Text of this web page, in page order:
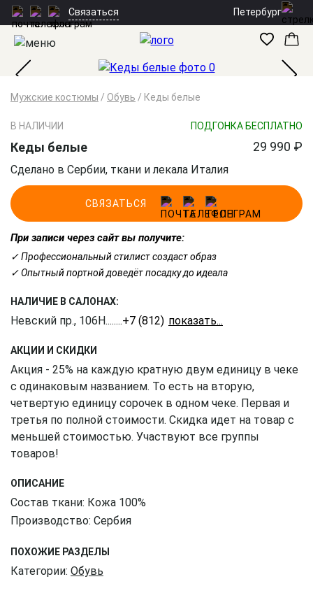
Связаться Петербург
Мужские костюмы / Обувь / Кеды белые
В НАЛИЧИИ ПОДГОНКА БЕСПЛАТНО
Кеды белые 29 990 ₽
Сделано в Сербии, ткани и лекала Италия
СВЯЗАТЬСЯ
При записи через сайт вы получите:
✓ Профессиональный стилист создаст образ
✓ Опытный портной доведёт посадку до идеала
НАЛИЧИЕ В САЛОНАХ:
Невский пр., 106Н........+7 (812) 309-16-55
АКЦИИ И СКИДКИ
Акция - 25% на каждую кратную двум единицу в чеке
с одинаковым названием. То есть на вторую,
четвертую единицу сорочек в одном чеке. Первая и
третья по полной стоимости. Скидка идет на товар с
меньшей стоимостью. Участвуют все группы
товаров!
ОПИСАНИЕ
Состав ткани: Кожа 100%
Производство: Сербия
ПОХОЖИЕ РАЗДЕЛЫ
Категории: Обувь